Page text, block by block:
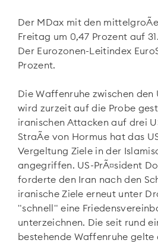
Der MDax mit den
Freitag um 0,47 Prozent auf
Der Eurozonen-Leitindex
Prozent.
Die Waffenruhe zwischen den
wird zurzeit auf die Probe
iranischen Attacken auf drei
StraÃe von Hormus hat das
Vergeltung Ziele in der
angegriffen. US-PrÃ¤sident
forderte den Iran nach den
iranische Ziele erneut unter
"schnell" eine
unterzeichnen. Die seit rund
bestehende Waffenruhe gelte